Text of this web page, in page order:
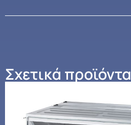
Σχετικά προϊόντα